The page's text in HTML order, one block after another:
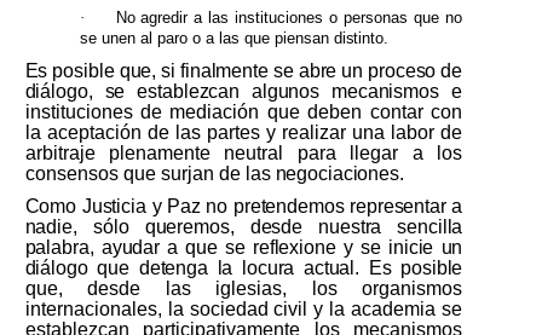
·
No agredir a las instituciones o personas que no
se unen al paro o a las que piensan distinto.
Es posible que, si finalmente se abre un proceso de
diálogo,
se establezcan algunos mecanismose
instituciones de mediación que deben contar con
la aceptación de las partes y realizar una labor de
arbitraje plenamente neutral para llegar a los
consensos que surjan de las negociaciones.
Como Justicia y Paz no pretendemos representar a
nadie, sólo
queremos, desde nuestra
sencilla
palabra, ayudar a que se reflexione y se inicie un
diálogo que detenga la locura actual. Es posible
que, desde las iglesias, los organismos
internacionales, la sociedad civil y la academia se
establezcan participativamente los mecanismos